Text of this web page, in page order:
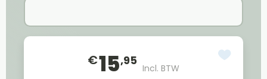
€15,95
Incl. BTW